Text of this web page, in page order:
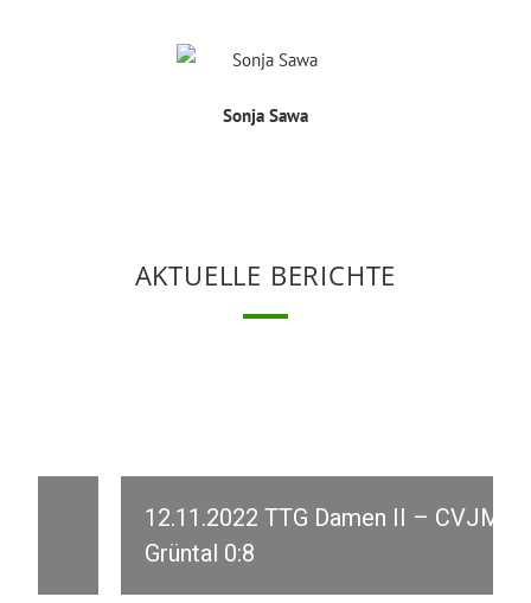
Sonja Sawa
AKTUELLE BERICHTE
12.11.2022 TTG Damen II – CVJM
Grüntal 0:8